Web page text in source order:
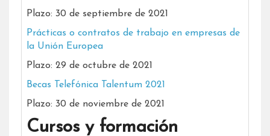
Plazo: 30 de septiembre de 2021
Prácticas o contratos de trabajo en empresas de
la Unión Europea
Plazo: 29 de octubre de 2021
Becas Telefónica Talentum 2021
Plazo: 30 de noviembre de 2021
Cursos y formación